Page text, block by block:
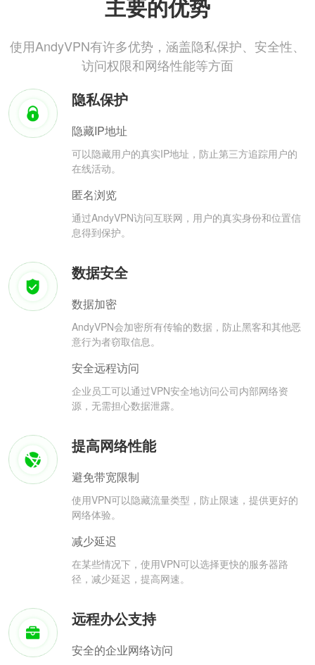
主要的优势
使用AndyVPN有许多优势，涵盖隐私保护、安全性、
访问权限和网络性能等方面
隐私保护
隐藏IP地址
可以隐藏用户的真实IP地址，防止第三方追踪用户的
在线活动。
匿名浏览
通过AndyVPN访问互联网，用户的真实身份和位置信
息得到保护。
数据安全
数据加密
AndyVPN会加密所有传输的数据，防止黑客和其他恶
意行为者窃取信息。
安全远程访问
企业员工可以通过VPN安全地访问公司内部网络资
源，无需担心数据泄露。
提高网络性能
避免带宽限制
使用VPN可以隐藏流量类型，防止限速，提供更好的
网络体验。
减少延迟
在某些情况下，使用VPN可以选择更快的服务器路
径，减少延迟，提高网速。
远程办公支持
安全的企业网络访问